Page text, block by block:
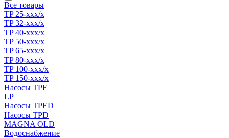
Все товары
TP 25-xxx/x
TP 32-xxx/x
TP 40-xxx/x
TP 50-xxx/x
TP 65-xxx/x
TP 80-xxx/x
TP 100-xxx/x
TP 150-xxx/x
Насосы TPE
LP
Насосы TPED
Насосы TPD
MAGNA OLD
Водоснабжение